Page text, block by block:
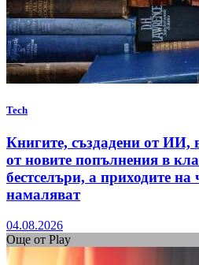
Tech
Книгите, създадени от ИИ,
от новите попълнения в
бестселъри, а приходите
намаляват
04.08.2026
Още от Play